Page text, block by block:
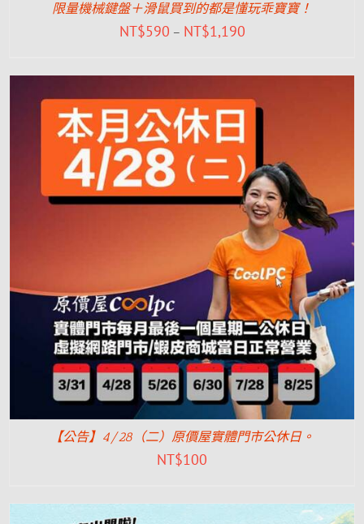
限量機械鍵盤＋滑鼠買到的都是懂玩乖寶寶！
NT$590 – NT$1,190
【公告】4/28（二）原價屋實體門市公休日。
NT$100